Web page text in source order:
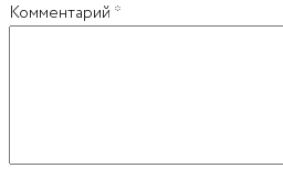
Комментарий *